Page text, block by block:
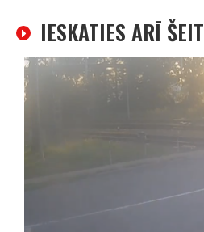
IESKATIES ARĪ ŠEIT